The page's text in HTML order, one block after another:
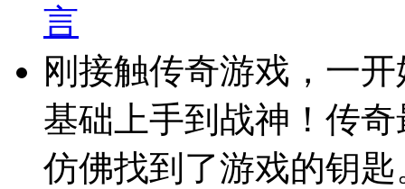
言
刚接触传奇游戏，一
基础上手到战神！传
仿佛找到了游戏的钥